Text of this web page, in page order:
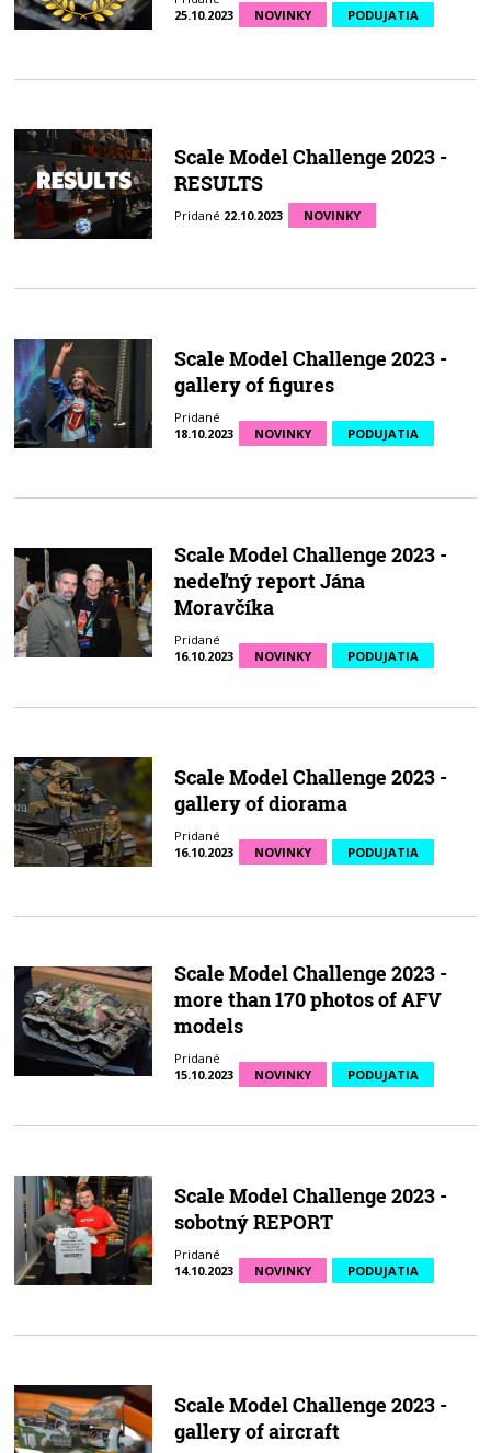
25.10.2023
NOVINKY PODUJATIA
Scale Model Challenge 2023 -
RESULTS
Pridané 22.10.2023 NOVINKY
Scale Model Challenge 2023 -
gallery of figures
Pridané
18.10.2023
NOVINKY PODUJATIA
Scale Model Challenge 2023 -
nedeľný report Jána
Moravčíka
Pridané
16.10.2023
NOVINKY PODUJATIA
Scale Model Challenge 2023 -
gallery of diorama
Pridané
16.10.2023
NOVINKY PODUJATIA
Scale Model Challenge 2023 -
more than 170 photos of AFV
models
Pridané
15.10.2023
NOVINKY PODUJATIA
Scale Model Challenge 2023 -
sobotný REPORT
Pridané
14.10.2023
NOVINKY PODUJATIA
Scale Model Challenge 2023 -
gallery of aircraft